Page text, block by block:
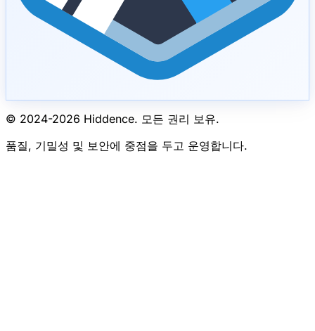
© 2024-2026 Hiddence. 모든 권리 보유.
품질, 기밀성 및 보안에 중점을 두고 운영합니다.